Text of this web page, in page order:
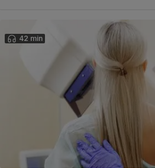
42 min